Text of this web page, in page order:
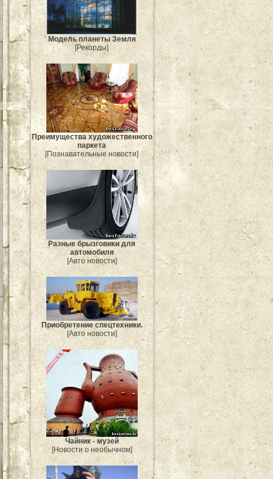
Модель планеты Земля
[Рекорды]
Преимущества художественного
паркета
[Познавательные новости]
Разные брызговики для
автомобиля
[Авто новости]
Приобретение спецтехники.
[Авто новости]
Чайник - музей
[Новости о необычном]